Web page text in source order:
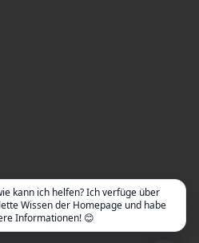
kann ich helfen? Ich verfüge über
Wissen der Homepage und habe
Informationen! 😊